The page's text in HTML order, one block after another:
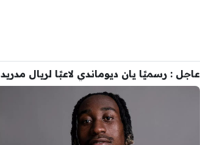
عاجل : رسميًا يان ديوماندي لاعبًا لريال مدريد